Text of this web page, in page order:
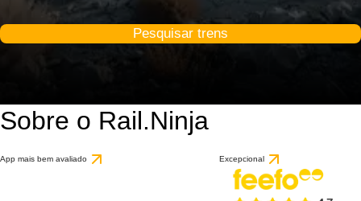
Pesquisar trens
Sobre o Rail.Ninja
App mais bem avaliado Excepcional